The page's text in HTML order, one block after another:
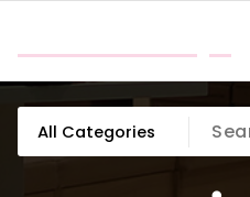
content